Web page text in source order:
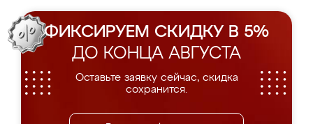
ФИКСИРУЕМ СКИДКУ В 5%
ДО КОНЦА АВГУСТА
Оставьте заявку сейчас, скидка
сохранится.